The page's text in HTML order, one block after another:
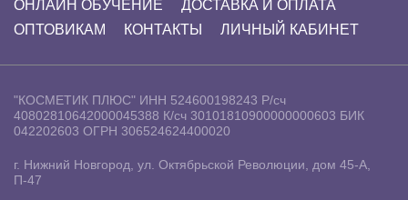
ОНЛАЙН ОБУЧЕНИЕ
ДОСТАВКА И ОПЛАТА
ОПТОВИКАМ
КОНТАКТЫ ЛИЧНЫЙ КАБИНЕТ
"КОСМЕТИК ПЛЮС" ИНН 524600198243 Р/сч
40802810642000045388 К/сч 30101810900000000603 БИК
042202603 ОГРН 306524624400020
г. Нижний Новгород, ул. Октябрьской Революции, дом 45-А,
П-47